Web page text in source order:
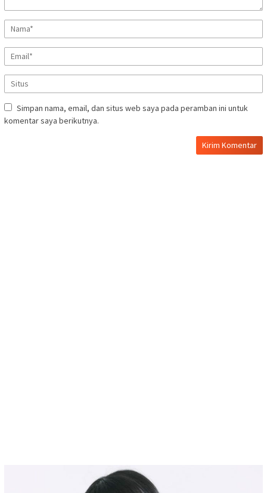
Simpan nama, email, dan situs web saya pada peramban ini untuk
komentar saya berikutnya.